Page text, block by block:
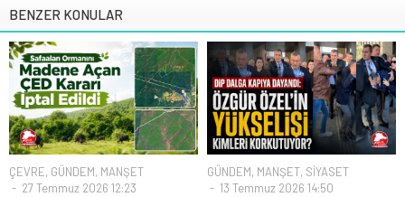
BENZER KONULAR
ÇEVRE, GÜNDEM, MANŞET
27 Temmuz 2026 12:23
GÜNDEM, MANŞET, SİYASET
13 Temmuz 2026 14:50